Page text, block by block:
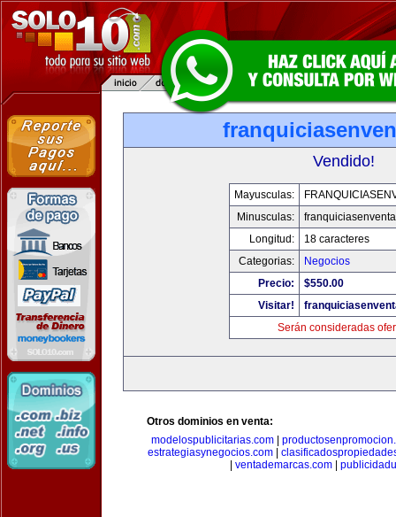
Vendido!
Mayusculas:
Minusculas:
Longitud:
18 caracteres
Categorias:
Negocios
Precio:
$550.00
Visitar!
Serán consideradas
Otros dominios en venta:
modelospublicitarias.com
estrategiasynegocios.com|
ventademarcas.com